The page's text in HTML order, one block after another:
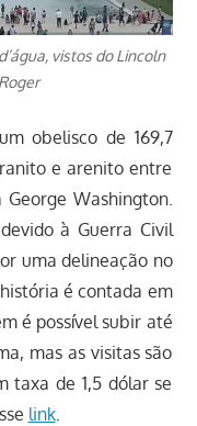
vistos do Lincoln
obelisco de 169,7
e arenito entre
George Washington.
à Guerra Civil
uma delineação no
é contada em
é possível subir até
mas as visitas são
taxa de 1,5 dólar se
link.